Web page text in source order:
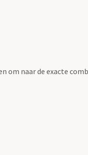
om naar de exacte